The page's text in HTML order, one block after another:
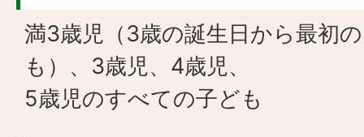
満3歳児（3歳の誕生日から最初
も）、3歳児、4歳児、
5歳児のすべての子ども